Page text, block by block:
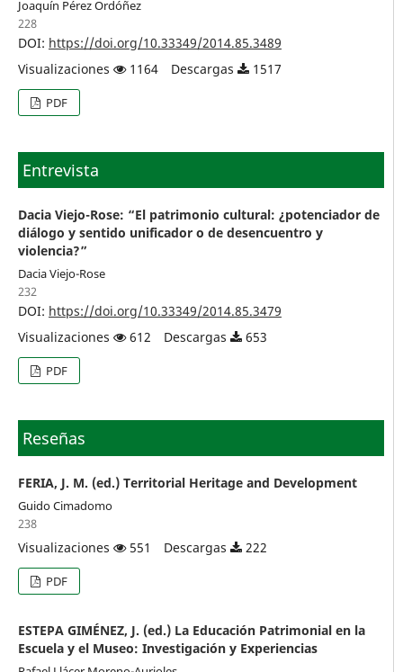
Joaquín Pérez Ordóñez
228
DOI: https://doi.org/10.33349/2014.85.3489
Visualizaciones
1164 Descargas 1517
PDF
Entrevista
Dacia Viejo-Rose: “El patrimonio cultural: ¿potenciador de
diálogo y sentido unificador o de desencuentro y
violencia?”
Dacia Viejo-Rose
232
DOI: https://doi.org/10.33349/2014.85.3479
Visualizaciones
612 Descargas 653
PDF
Reseñas
FERIA, J. M. (ed.) Territorial Heritage and Development
Guido Cimadomo
238
Visualizaciones 551 Descargas 222
PDF
ESTEPA GIMÉNEZ, J. (ed.) La Educación Patrimonial en la
Escuela y el Museo: Investigación y Experiencias